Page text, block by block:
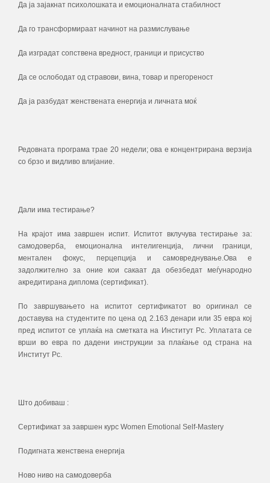
Да ја зајакнат психолошката и емоционалната стабилност
Да го трансформираат начинот на размислување
Да изградат сопствена вредност, граници и присуство
Да се ослободат од стравови, вина, товар и прегореност
Да ја разбудат женствената енергија и личната моќ
Редовната програма трае 20 недели; ова е концентрирана верзија
со брзо и видливо влијание.
Дали има тестирање?
На крајот има завршен испит. Испитот вклучува тестирање за:
самодоверба, емоционална интелигенција, лични граници,
ментален фокус, перцепција и самовреднување.Ова е
задолжително за оние кои сакаат да обезбедат меѓународно
акредитирана диплома (сертификат).
По завршувањето на испитот сертификатот во оригинал се
доставува на студентите по цена од 2.163 денари или 35 евра кој
пред испитот се уплаќа на сметката на Институт Рс. Уплатата се
врши во евра по дадени инструкции за плаќање од страна на
Институт Рс.
Што добиваш :
Сертификат за завршен курс Women Emotional Self-Mastery
Подигната женствена енергија
Ново ниво на самодоверба